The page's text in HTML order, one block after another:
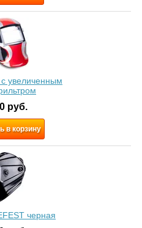
увеличенным
руб.
в корзину
черная